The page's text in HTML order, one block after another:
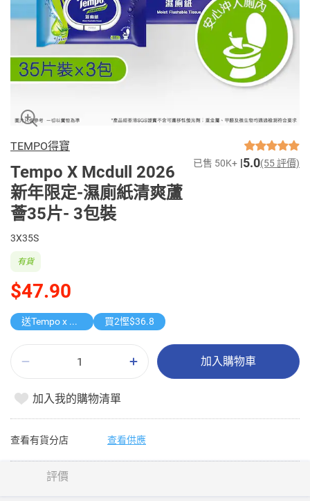
TEMPO得寶
Tempo X Mcdull 2026
新年限定-濕廁紙清爽蘆
薈35片- 3包裝
已售 50K+ 5.0(55 評價)
3X35S
$47.90
有貨
送Tempo x 貓美術館限量版盲盒 買2慳$36.8
加入購物車
加入我的購物清單
查看有貨分店 查看供應
評價